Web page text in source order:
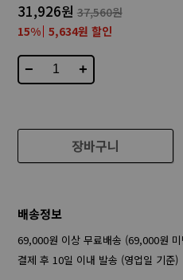
31,926원 37,560원
15% 5,634원 할인
− +
장바구니
배송정보
69,000원 이상 무료배송 (69,000원
결제 후 10일 이내 발송 (영업일 기준)